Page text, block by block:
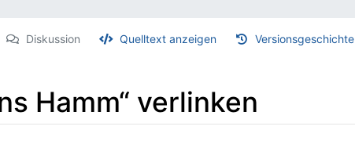
Diskussion Quelltext anzeigen Versionsgeschichte
Hamm“ verlinken